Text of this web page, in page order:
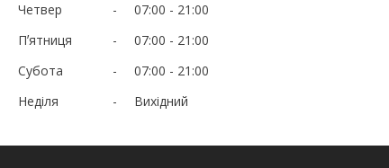
Четвер 07:00
21:00
Пʼятниця
07:00
21:00
Субота
07:00
21:00
Неділя
Вихідний